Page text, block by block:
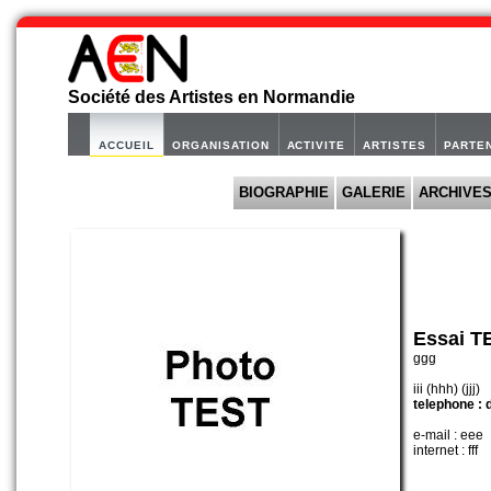
Société des Artistes en Normandie
ACCUEIL ORGANISATION ACTIVITE ARTISTES
BIOGRAPHIE GALERIE ARCHIVES
Essai
ggg
iii (hhh) (jjj)
telephone :
e-mail : eee
internet : fff